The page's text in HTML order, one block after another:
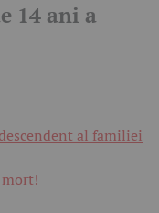
14 ani a
al familiei